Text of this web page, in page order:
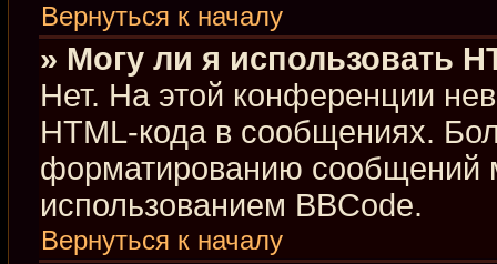
Вернуться к началу
» Могу ли я использовать
Нет. На этой конференции
HTML-кода в сообщениях.
форматированию сообщений
использованием BBCode.
Вернуться к началу